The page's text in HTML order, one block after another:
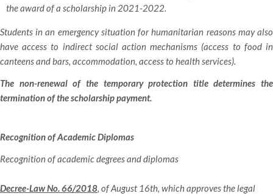
the award of a scholarship in 2021-2022.
Students in an emergency situation for humanitarian reasons may also
have access to indirect social action mechanisms (access to food in
canteens and bars, accommodation, access to health services).
The non-renewal of the temporary protection title determines the
termination of the scholarship payment.
Recognition of Academic Diplomas
Recognition of academic degrees and diplomas
Decree-Law No. 66/2018, of August 16th, which approves the legal